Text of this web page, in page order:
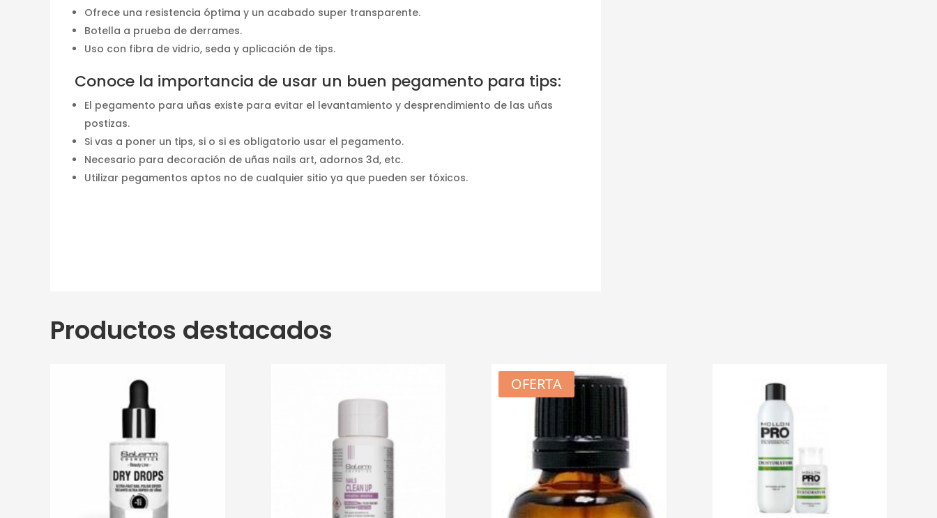
Ofrece una resistencia óptima y un acabado super transparente.
Botella a prueba de derrames.
Uso con fibra de vidrio, seda y aplicación de tips.
Conoce la importancia de usar un buen pegamento para tips:
El pegamento para uñas existe para evitar el levantamiento y desprendimiento de las uñas
postizas.
Si vas a poner un tips, si o si es obligatorio usar el pegamento.
Necesario para decoración de uñas nails art, adornos 3d, etc.
Utilizar pegamentos aptos no de cualquier sitio ya que pueden ser tóxicos.
Productos destacados
OFERTA